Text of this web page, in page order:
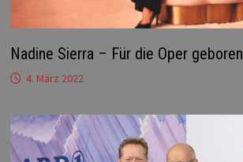
Nadine Sierra – Für die Oper geboren
4. März 2022